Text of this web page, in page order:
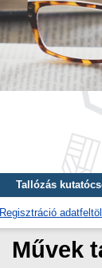
Tallózás
Regisztráció
Művek